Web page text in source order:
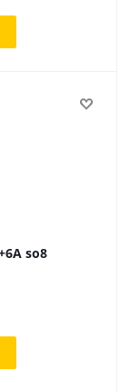
AP4525GEM n+pМОП 40В/-5А/+6А so8